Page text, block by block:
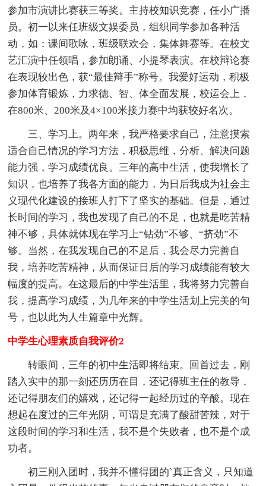
参加市演讲比赛获三等奖。主持校知识竞赛，任小广播
员。初一以来任班级文娱委员，组织同学参加各种活
动，如：课间歌咏，班级联欢会，集体舞赛等。在校文
艺汇演中任领唱，参加朗诵、小提琴表演。在校辩论赛
在表现较出色，获“最佳辩手”称号。我爱好运动，积极
参加体育锻炼，力求德、智、体全面发展，校运会上，
在800米、200米及4×100米接力赛中均获较好名次。
三、学习上。两年来，我严格要求自己，注意摸索
适合自己情况的学习方法，积极思维，分析、解决问题
能力强，学习成绩优良。三年的高中生活，使我增长了
知识，也培养了我各方面的能力，为日后我成为社会主
义现代化建设的接班人打下了坚实的基础。但是，通过
长时间的学习，我也发现了自己的不足，也就是吃苦精
神不够，具体就体现在学习上“钻劲”不够、“挤劲”不
够。当然，在我发现自己的不足后，我会尽力完善自
我，培养吃苦精神，从而保证日后的学习成绩能有较大
幅度的提高。在这最后的中学生活里，我将努力完善自
我，提高学习成绩，为几年来的中学生活划上完美的句
号，也以此为人生篇章中光辉。
中学生心理素质自我评价2
转眼间，三年的初中生活即将结束。回首过去，刚
踏入实中的那一刻还历历在目，还记得班主任的教导，
还记得朋友们的嬉戏，还记得一起经历过的辛酸。现在
想起在度过的三年光阴，可谓是充满了酸甜苦辣，对于
这段时间的学习和生活，我不是个失败者，也不是个成
功者。
初三刚入团时，我并不懂得团的`真正含义，只知道